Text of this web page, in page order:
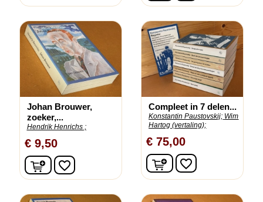
Johan Brouwer,
zoeker,...
Hendrik Henrichs ;
€ 9,50
In winkelwagen
favorite_border
Compleet in 7 delen...
Konstantin Paustovskij; Wim
Hartog (vertaling);
€ 75,00
In winkelwagen
favorite_border